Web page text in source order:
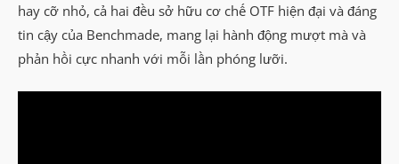
hay cỡ nhỏ, cả hai đều sở hữu cơ chế OTF hiện đại và đáng
tin cậy của Benchmade, mang lại hành động mượt mà và
phản hồi cực nhanh với mỗi lần phóng lưỡi.